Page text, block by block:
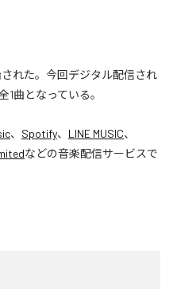
された。今回デジタル配信され
1曲となっている。
、 Spotify、 LINE MUSIC、
などの音楽配信サービスで